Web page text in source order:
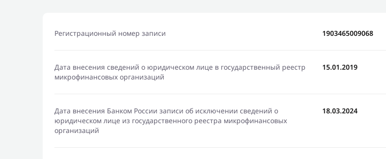
Регистрационный номер записи 1903465009068
Дата внесения сведений о юридическом лице в государственный реестр
микрофинансовых организаций
15.01.2019
Дата внесения Банком России записи об исключении сведений о
юридическом лице из государственного реестра микрофинансовых
организаций
18.03.2024